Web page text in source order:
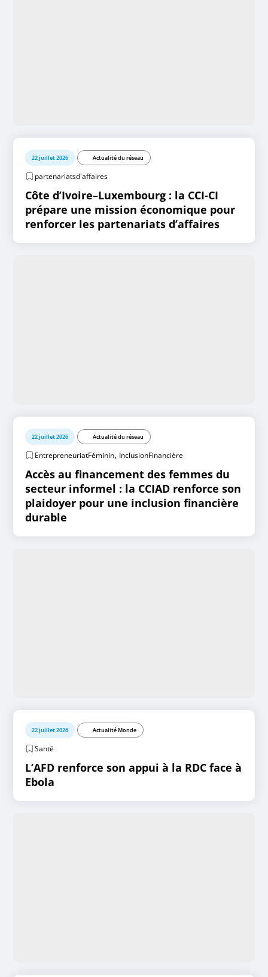
22 juillet 2026 Actualité du réseau
partenariatsd'affaires
Côte d’Ivoire–Luxembourg : la CCI-CI
prépare une mission économique pour
renforcer les partenariats d’affaires
22 juillet 2026 Actualité du réseau
EntrepreneuriatFéminin, InclusionFinancière
Accès au financement des femmes du
secteur informel : la CCIAD renforce son
plaidoyer pour une inclusion financière
durable
22 juillet 2026 Actualité Monde
Santé
L’AFD renforce son appui à la RDC face à
Ebola